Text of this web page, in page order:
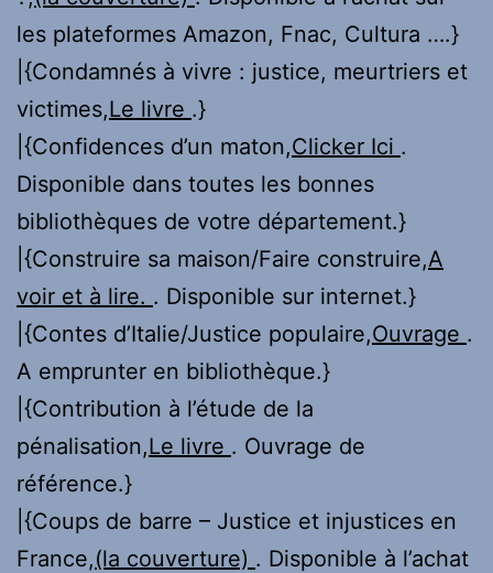
les plateformes Amazon, Fnac, Cultura ….}
|{Condamnés à vivre : justice, meurtriers et
victimes,Le livre .}
|{Confidences d’un maton,Clicker Ici .
Disponible dans toutes les bonnes
bibliothèques de votre département.}
|{Construire sa maison/Faire construire,A
voir et à lire. . Disponible sur internet.}
|{Contes d’Italie/Justice populaire,Ouvrage .
A emprunter en bibliothèque.}
|{Contribution à l’étude de la
pénalisation,Le livre . Ouvrage de
référence.}
|{Coups de barre – Justice et injustices en
France,(la couverture) . Disponible à l’achat